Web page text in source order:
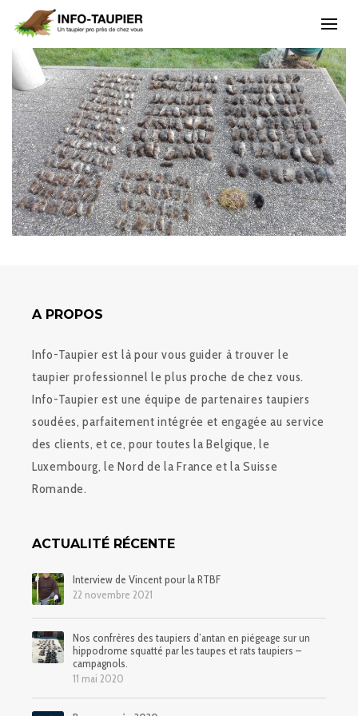
A PROPOS
Info-Taupier est là pour vous guider à trouver le
taupier professionnel le plus proche de chez vous.
Info-Taupier est une équipe de partenaires taupiers
soudées, parfaitement intégrée et engagée au service
des clients, et ce, pour toutes la Belgique, le
Luxembourg, le Nord de la France et la Suisse
Romande.
ACTUALITÉ RÉCENTE
Interview de Vincent pour la RTBF
22 novembre 2021
Nos confrères des taupiers d’antan en piégeage sur un
hippodrome squatté par les taupes et rats taupiers –
campagnols.
11 mai 2020